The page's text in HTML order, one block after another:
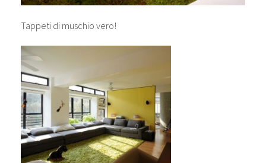
Tappeti di muschio vero!